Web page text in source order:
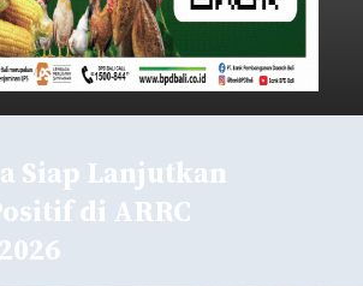
Siap Lanjutkan
di ARRC